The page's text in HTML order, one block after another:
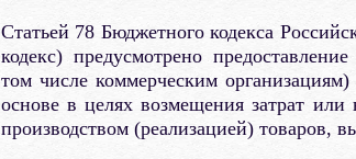
Статьей 78 Бюджетного кодекса
кодекс) предусмотрено
том числе коммерческим
основе в целях возмещения затрат
производством (реализацией) товаров,